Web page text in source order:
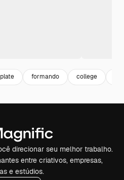
formando college
direcionar seu melhor trabalho.
entre criativos, empresas,
e estúdios.